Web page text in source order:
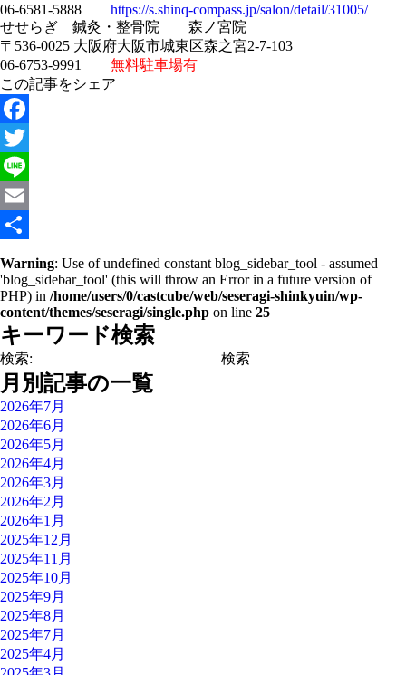
06-6581-5888 https://s.shinq-compass.jp/salon/detail/31005/
せせらぎ 鍼灸・整骨院 森ノ宮院
〒536-0025 大阪府大阪市城東区森之宮2-7-103
06-6753-9991 無料駐車場有
この記事をシェア
Facebook
Twitter
Line
Email
有
Warning: Use of undefined constant blog_sidebar_tool - assumed
'blog_sidebar_tool' (this will throw an Error in a future version of
PHP) in /home/users/0/castcube/web/seseragi-shinkyuin/wp-
content/themes/seseragi/single.php on line 25
キーワード検索
検索:
月別記事の一覧
2026年7月
2026年6月
2026年5月
2026年4月
2026年3月
2026年2月
2026年1月
2025年12月
2025年11月
2025年10月
2025年9月
2025年8月
2025年7月
2025年4月